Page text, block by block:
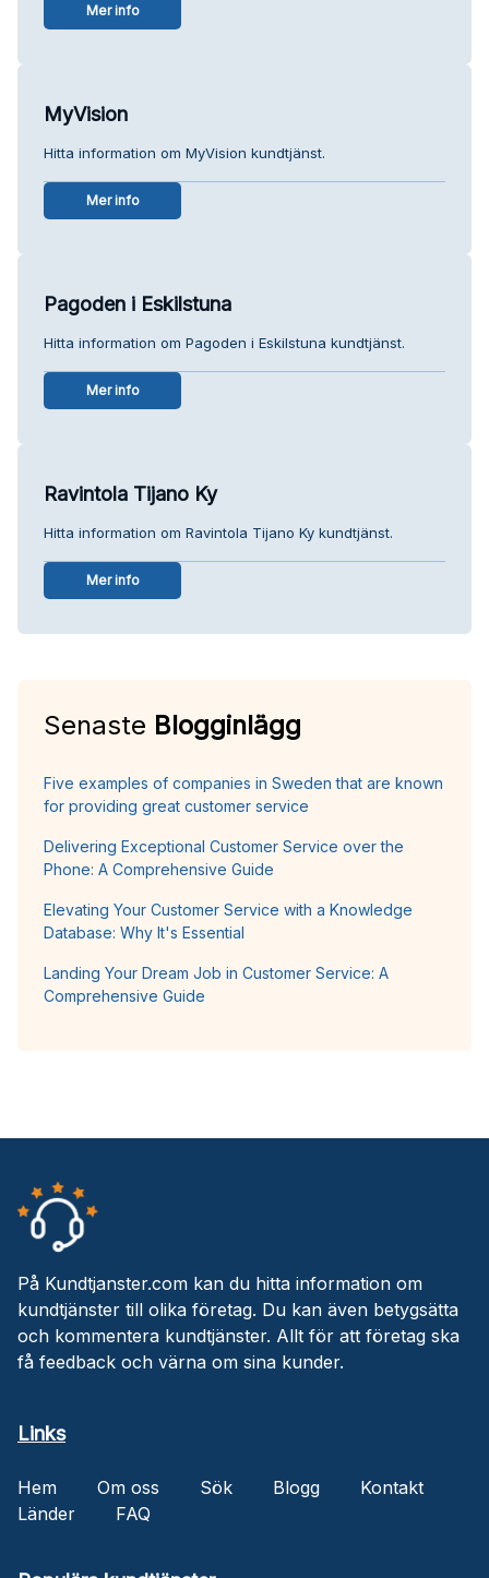
Mer info
MyVision
Hitta information om MyVision kundtjänst.
Mer info
Pagoden i Eskilstuna
Hitta information om Pagoden i Eskilstuna kundtjänst.
Mer info
Ravintola Tijano Ky
Hitta information om Ravintola Tijano Ky kundtjänst.
Mer info
Senaste Blogginlägg
Five examples of companies in Sweden that are known
for providing great customer service
Delivering Exceptional Customer Service over the
Phone: A Comprehensive Guide
Elevating Your Customer Service with a Knowledge
Database: Why It's Essential
Landing Your Dream Job in Customer Service: A
Comprehensive Guide
På Kundtjanster.com kan du hitta information om
kundtjänster till olika företag. Du kan även betygsätta
och kommentera kundtjänster. Allt för att företag ska
få feedback och värna om sina kunder.
Links
Hem Om oss Sök Blogg
Kontakt
Länder
FAQ